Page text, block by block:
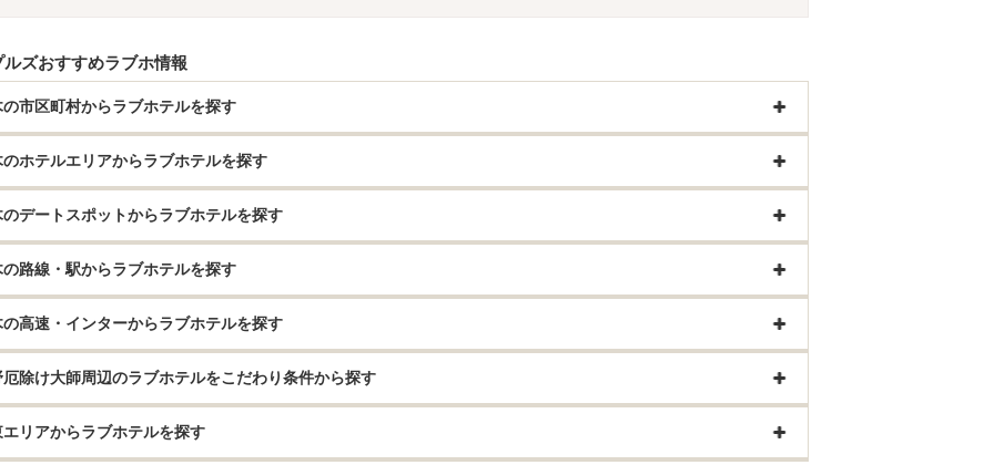
ルズおすすめラブホ情報
の市区町村からラブホテルを探す
のホテルエリアからラブホテルを探す
のデートスポットからラブホテルを探す
の路線・駅からラブホテルを探す
の高速・インターからラブホテルを探す
厄除け大師周辺のラブホテルをこだわり条件から探す
エリアからラブホテルを探す